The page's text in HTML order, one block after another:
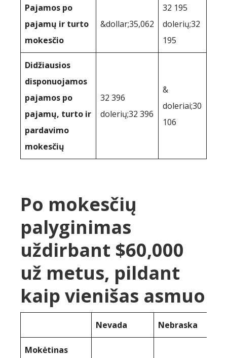
Pajamos po
pajamų ir turto
mokesčio
&dollar;35,062
32 195
dolerių;32
195
Didžiausios
disponuojamos
pajamos po
pajamų, turto ir
pardavimo
mokesčių
32 396
dolerių;32 396
&
doleriai;30
106
Po mokesčių
palyginimas
uždirbant $60,000
už metus, pildant
kaip vienišas asmuo
Nevada Nebraska
Mokėtinas